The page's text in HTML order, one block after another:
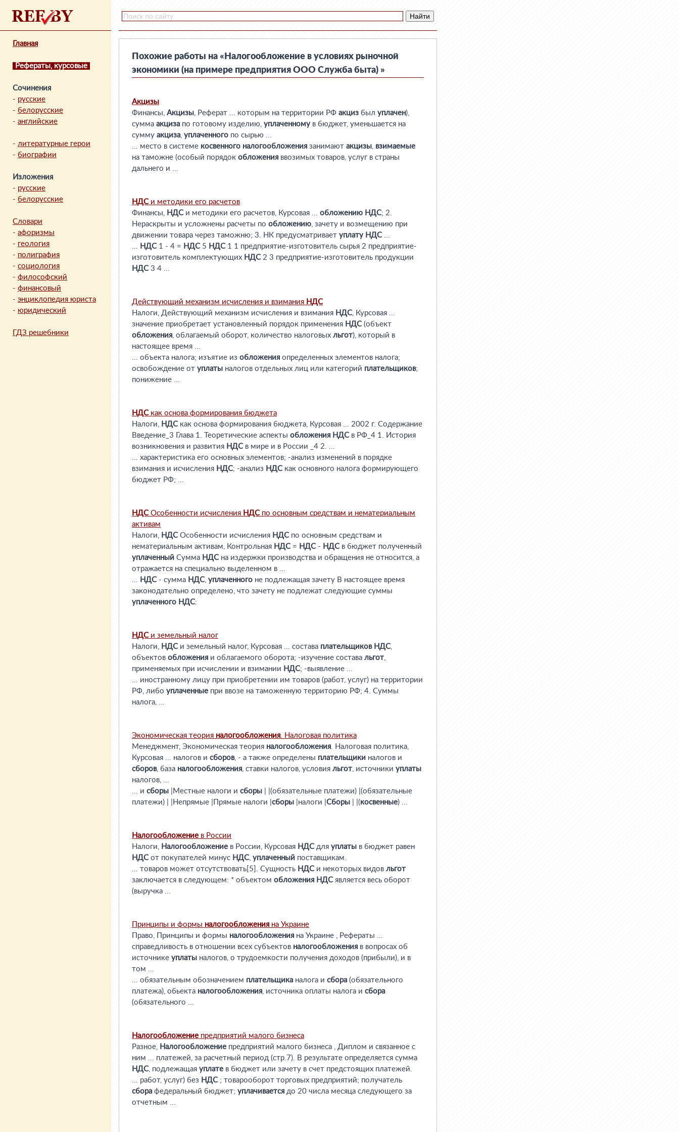
Главная
Рефераты, курсовые
Сочинения
- русские
- белорусские
- английские
- литературные герои
- биографии
Изложения
- русские
- белорусские
Словари
- афоризмы
- геология
- полиграфия
- социология
- философский
- финансовый
- энциклопедия юриста
- юридический
ГДЗ решебники
Похожие работы на «Налогообложение в условиях рыночной
экономики (на примере предприятия ООО Служба быта) »
Акцизы
Финансы, Акцизы, Реферат ... которым на территории РФ акциз был уплачен),
сумма акциза по готовому изделию, уплаченномув бюджет, уменьшается на
сумму акциза, уплаченного по сырью ...
... место в системе косвенного налогообложения занимают акцизы, взимаемые
на таможне (особый порядок обложения ввозимых товаров, услуг в страны
дальнего и ...
НДСи методики его расчетов
Финансы, НДСи методики его расчетов, Курсовая ... обложению НДС; 2.
Нераскрыты и усложнены расчеты по обложению, зачету и возмещению при
движении товара через таможню; 3. НК предусматривает уплату НДС...
... НДС1 - 4 = НДС5 НДС1 1 предприятие-изготовитель сырья 2 предприятие-
изготовитель комплектующих НДС2 3 предприятие-изготовитель продукции
НДС3 4 ...
Действующий механизм исчисления и взимания НДС
Налоги, Действующий механизм исчисления и взимания НДС, Курсовая ...
значение приобретает установленный порядок применения НДС(объект
обложения, облагаемый оборот, количество налоговых льгот), который в
настоящее время ...
... объекта налога; изъятие из обложения определенных элементов налога;
освобождение от уплаты налогов отдельных лиц или категорий плательщиков;
понижение ...
НДСкак основа формирования бюджета
Налоги, НДСкак основа формирования бюджета, Курсовая ... 2002 г. Содержание
Введение_3 Глава 1. Теоретические аспекты обложения НДСв РФ_4 1. История
возникновения и развития НДСв мире и в России _4 2. ...
... характеристика его основных элементов; -анализ изменений в порядке
взимания и исчисления НДС; -анализ НДСкак основного налога формирующего
бюджет РФ; ...
НДСОсобенности исчисления НДСпо основным средствам и нематериальным
активам
Налоги, НДСОсобенности исчисления НДСпо основным средствам и
нематериальным активам, Контрольная НДС= НДС- НДСв бюджет полученный
уплаченный Сумма НДСна издержки производства и обращения не относится, а
отражается на специально выделенном в ...
... НДС- сумма НДС, уплаченного не подлежащая зачету В настоящее время
законодательно определено, что зачету не подлежат следующие суммы
уплаченного НДС:
НДСи земельный налог
Налоги, НДСи земельный налог, Курсовая ... состава плательщиков НДС,
объектов обложения и облагаемого оборота; -изучение состава льгот,
применяемых при исчислении и взимании НДС; -выявление ...
... иностранному лицу при приобретении им товаров (работ, услуг) на территории
РФ, либо уплаченные при ввозе на таможенную территорию РФ; 4. Суммы
налога, ...
Экономическая теория налогообложения. Налоговая политика
Менеджмент, Экономическая теория налогообложения. Налоговая политика,
Курсовая ... налогов и сборов, - а также определены плательщики налогов и
сборов, база налогообложения, ставки налогов, условия льгот, источники уплаты
налогов, ...
... и сборы |Местные налоги и сборы | |(обязательные платежи) |(обязательные
платежи) | |Непрямые |Прямые налоги | сборы |налоги | Сборы | |(косвенные) ...
Налогообложение в России
Налоги, Налогообложение в России, Курсовая НДСдля уплаты в бюджет равен
НДСот покупателей минус НДС, уплаченный поставщикам.
... товаров может отсутствовать[5]. Сущность НДСи некоторых видов льгот
заключается в следующем: * объектом обложения НДСявляется весь оборот
(выручка ...
Принципы и формы налогообложения на Украине
Право, Принципы и формы налогообложения на Украине , Рефераты ...
справедливость в отношении всех субъектов налогообложения в вопросах об
источнике уплаты налогов, о трудоемкости получения доходов (прибыли), и в
том ...
... обязательным обозначением плательщика налога и сбора (обязательного
платежа), обьекта налогообложения, источника оплаты налога и сбора
(обязательного ...
Налогообложение предприятий малого бизнеса
Разное, Налогообложение предприятий малого бизнеса , Диплом и связанное с
ним ... платежей, за расчетный период (стр.7). В результате определяется сумма
НДС, подлежащая уплате в бюджет или зачету в счет предстоящих платежей.
... работ, услуг) без НДС; товарооборот торговых предприятий; получатель
сбора федеральный бюджет; уплачивается до 20 числа месяца следующего за
отчетным ...